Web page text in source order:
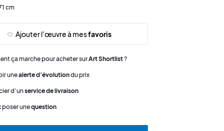
cm
Ajouter l’œuvre à mesfavoris
ça marche pour acheter surArt Shortlist?
unealerte d’évolutiondu prix
d’unservice de livraison
poser unequestion